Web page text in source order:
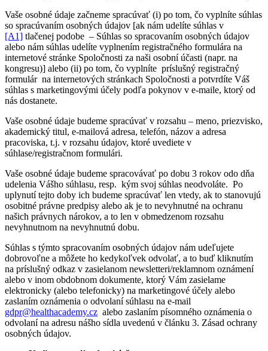
Vaše osobné údaje začneme spracúvať (i) po tom, čo vyplníte súhlas
so spracúvaním osobných údajov [ak nám udelíte súhlas v
[A1] tlačenej podobe – Súhlas so spracovaním osobných údajov
alebo nám súhlas udelíte vyplnením registračného formulára na
internetové stránke Spoločnosti za naši osobní účasti (napr. na
kongresu)] alebo (ii) po tom, čo vyplníte príslušný registračný
formulár na internetových stránkach Spoločnosti a potvrdíte Váš
súhlas s marketingovými účely podľa pokynov v e-maile, ktorý od
nás dostanete.
Vaše osobné údaje budeme spracúvať v rozsahu – meno, priezvisko,
akademický titul, e-mailová adresa, telefón, názov a adresa
pracoviska, t.j. v rozsahu údajov, ktoré uvediete v
súhlase/registračnom formulári.
Vaše osobné údaje budeme spracovávať po dobu 3 rokov odo dňa
udelenia Vášho súhlasu, resp. kým svoj súhlas neodvoláte. Po
uplynutí tejto doby ich budeme spracúvať len vtedy, ak to stanovujú
osobitné právne predpisy alebo ak je to nevyhnutné na ochranu
našich právnych nárokov, a to len v obmedzenom rozsahu
nevyhnutnom na nevyhnutnú dobu.
Súhlas s týmto spracovaním osobných údajov nám udeľujete
dobrovoľne a môžete ho kedykoľvek odvolať, a to buď kliknutím
na príslušný odkaz v zasielanom newsletteri/reklamnom oznámení
alebo v inom obdobnom dokumente, ktorý Vám zasielame
elektronicky (alebo telefonicky) na marketingové účely alebo
zaslaním oznámenia o odvolaní súhlasu na e-mail
gdpr@healthacademy.cz alebo zaslaním písomného oznámenia o
odvolaní na adresu nášho sídla uvedenú v článku 3. Zásad ochrany
osobných údajov.